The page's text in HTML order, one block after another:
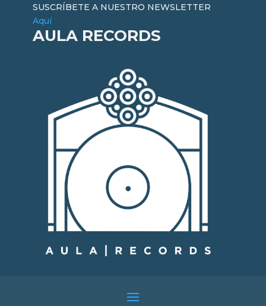
SUSCRÍBETE A NUESTRO NEWSLETTER
Aquí
AULA RECORDS